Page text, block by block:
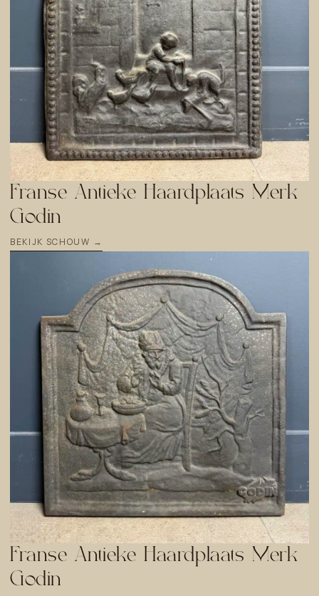
Franse Antieke Haardplaats Merk
Godin
BEKIJK SCHOUW →
Franse Antieke Haardplaats Merk
Godin